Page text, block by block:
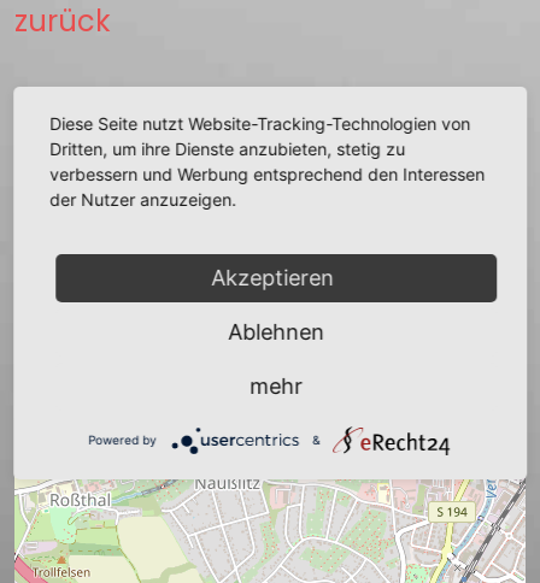
zurück
+
−
Diese Seite nutzt Website-Tracking-Technologien von
Dritten, um ihre Dienste anzubieten, stetig zu
verbessern und Werbung entsprechend den Interessen
der Nutzer anzuzeigen.
Akzeptieren
Ablehnen
mehr
Powered by &